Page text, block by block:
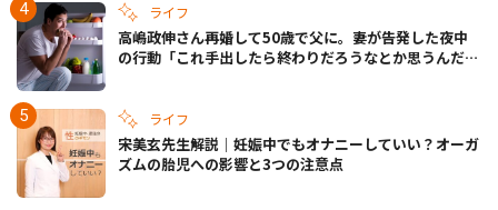
ライフ
高嶋政伸さん再婚して50歳で父に。妻が告発した夜中
の行動「これ手出したら終わりだろうなとか思うんだけ
ライフ
宋美玄先生解説｜妊娠中でもオナニーしていい？オーガ
ズムの胎児への影響と3つの注意点